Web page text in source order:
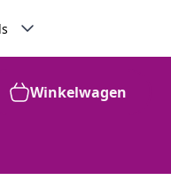
Winkelwagen